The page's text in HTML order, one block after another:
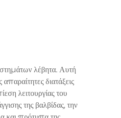
λέβητα. Αυτή
διατάξεις
λειτουργίας του
της βαλβίδας, την